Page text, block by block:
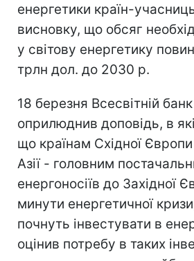
енергетики країн-
висновку, що обсяг
у світову енергетику
трлн дол. до 2030 р.
18 березня Всесвітній
оприлюднив доповідь, в
що країнам Східної
Азії - головним
енергоносіїв до Західної
минути енергетичної
почнуть інвестувати в
оцінив потребу в таких